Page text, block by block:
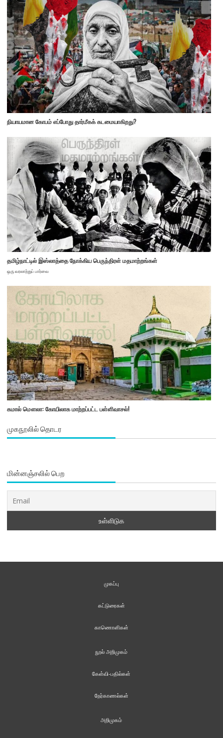
நியாயமான கோபம் எப்போது தார்மீகக் கடமையாகிறது?
தமிழ்நாட்டில் இஸ்லாத்தை நோக்கிய பெருந்திரள் மதமாற்றங்கள்
ஒரு வரலாற்றுப் பார்வை
கமால் மௌலா: கோயிலாக மாற்றப்பட்ட பள்ளிவாசல்!
முகநூலில் தொடர
மின்னஞ்சலில் பெற
முகப்பு
கட்டுரைகள்
காணொளிகள்
நூல் அறிமுகம்
கேள்வி-பதில்கள்
நேர்காணல்கள்
அறிமுகம்